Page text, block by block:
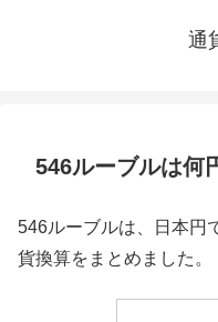
通
546ルーブルは何
546ルーブルは、日本円
貨換算をまとめました。